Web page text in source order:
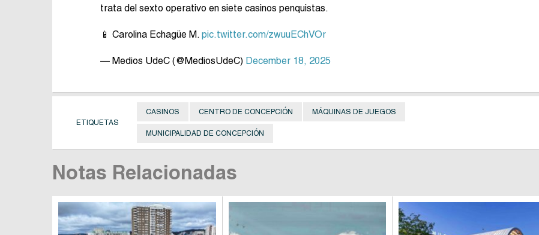
trata del sexto operativo en siete casinos penquistas.
📱 Carolina Echagüe M. pic.twitter.com/zwuuEChVOr
— Medios UdeC (@MediosUdeC) December 18, 2025
ETIQUETAS
CASINOS CENTRO DE CONCEPCIÓN MÁQUINAS DE JUEGOS
MUNICIPALIDAD DE CONCEPCIÓN
Notas Relacionadas